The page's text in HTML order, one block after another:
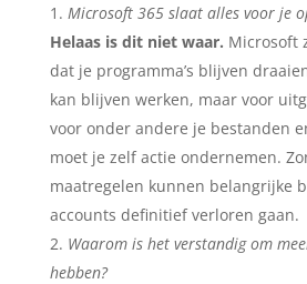
Microsoft 365 slaat alles voor je
Helaas is dit niet waar. Microsoft
dat je programma’s blijven
kan blijven werken, maar voor
voor onder andere je bestanden
moet je zelf actie ondernemen.
maatregelen kunnen belangrijke
accounts definitief verloren gaan.
Waarom is het verstandig om
hebben?